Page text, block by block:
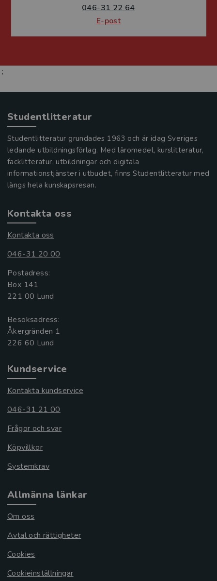
046-31 22 64
E-post
;
Studentlitteratur
Studentlitteratur grundades 1963 och är idag Sveriges
ledande utbildningsförlag. Med läromedel, kurslitteratur,
facklitteratur, utbildningar och digitala
informationstjänster i utbudet, finns Studentlitteratur med
längs hela kunskapsresan.
Kontakta oss
Kontakta oss
046-31 20 00
Postadress:
Box 141
221 00 Lund
Besöksadress:
Åkergränden 1
Kundservice
Kontakta kundservice
046-31 21 00
Frågor och svar
Köpvillkor
Systemkrav
Allmänna länkar
Om oss
Avtal och rättigheter
Cookies
Cookieinställningar